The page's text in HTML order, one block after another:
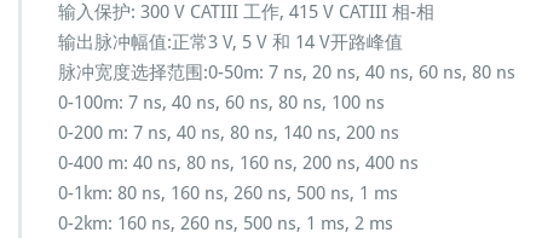
输入保护: 300 V CATIII 工作, 415 V CATIII 相-相
输出脉冲幅值:正常3 V, 5 V 和 14 V开路峰值
脉冲宽度选择范围:0-50m: 7 ns, 20 ns, 40 ns, 60 ns, 80 ns
0-100m: 7 ns, 40 ns, 60 ns, 80 ns, 100 ns
0-200 m: 7 ns, 40 ns, 80 ns, 140 ns, 200 ns
0-400 m: 40 ns, 80 ns, 160 ns, 200 ns, 400 ns
0-1km: 80 ns, 160 ns, 260 ns, 500 ns, 1 ms
0-2km: 160 ns, 260 ns, 500 ns, 1 ms, 2 ms